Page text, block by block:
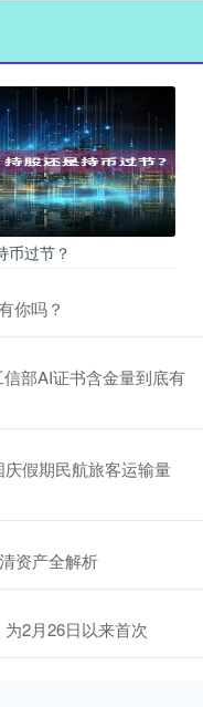
币过节？
你吗？
部AI证书含金量到底有
假期民航旅客运输量
资产全解析
2月26日以来首次